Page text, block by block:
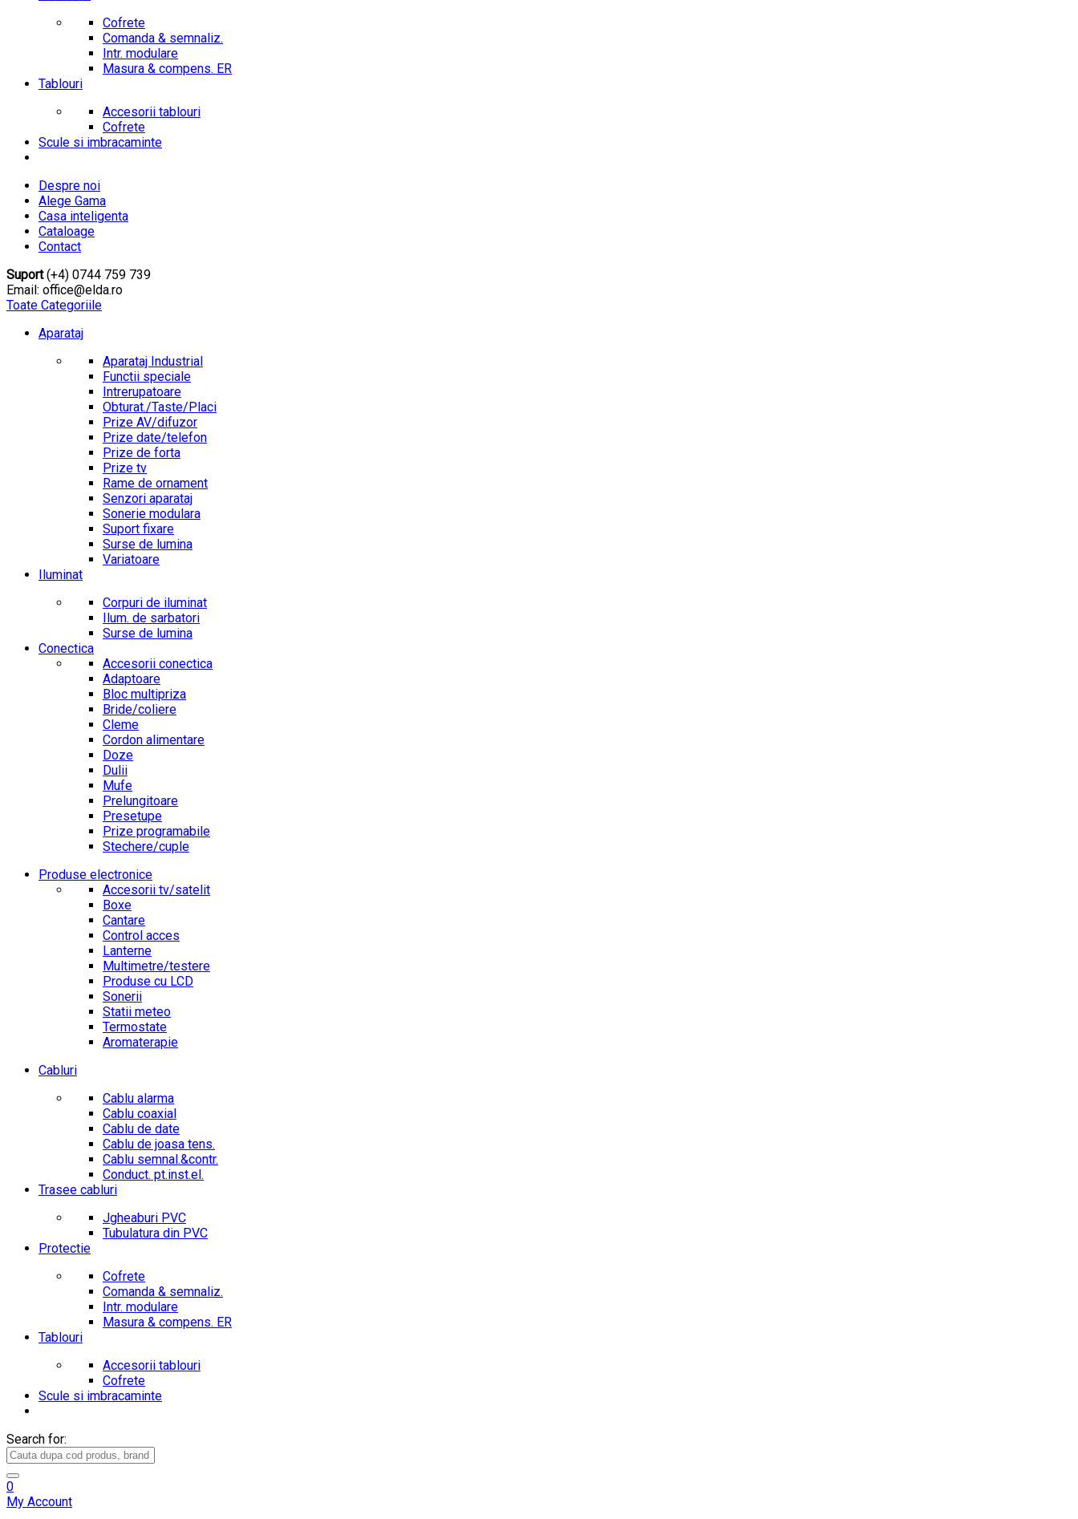
Cofrete
Comanda & semnaliz.
Intr. modulare
Masura & compens. ER
Tablouri
Accesorii tablouri
Cofrete
Scule si imbracaminte
Despre noi
Alege Gama
Casa inteligenta
Cataloage
Contact
Suport(+4) 0744 759 739
Email: office@elda.ro
Toate Categoriile
Aparataj
Aparataj Industrial
Functii speciale
Intrerupatoare
Obturat./Taste/Placi
Prize AV/difuzor
Prize date/telefon
Prize de forta
Prize tv
Rame de ornament
Senzori aparataj
Sonerie modulara
Suport fixare
Surse de lumina
Variatoare
Iluminat
Corpuri de iluminat
Ilum. de sarbatori
Surse de lumina
Conectica
Accesorii conectica
Adaptoare
Bloc multipriza
Bride/coliere
Cleme
Cordon alimentare
Doze
Dulii
Mufe
Prelungitoare
Presetupe
Prize programabile
Stechere/cuple
Produse electronice
Accesorii tv/satelit
Boxe
Cantare
Control acces
Lanterne
Multimetre/testere
Produse cu LCD
Sonerii
Statii meteo
Termostate
Aromaterapie
Cabluri
Cablu alarma
Cablu coaxial
Cablu de date
Cablu de joasa tens.
Cablu semnal.&contr.
Conduct. pt.inst.el.
Trasee cabluri
Jgheaburi PVC
Tubulatura din PVC
Protectie
Cofrete
Comanda & semnaliz.
Intr. modulare
Masura & compens. ER
Tablouri
Accesorii tablouri
Cofrete
Scule si imbracaminte
Search for:
0
My Account